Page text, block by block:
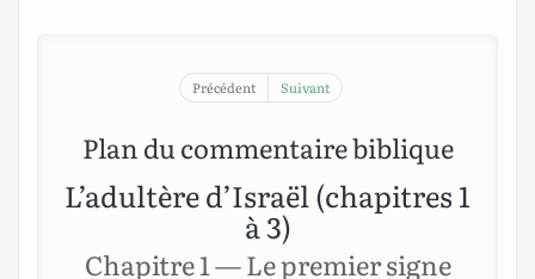
Précédent Suivant
Plan du commentaire biblique
L’adultère d’Israël (chapitres 1
à 3)
Chapitre 1 — Le premier signe